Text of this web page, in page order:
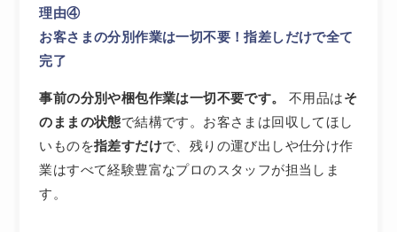
理由④
お客さまの分別作業は一切不要！指差しだけで全て
完了
事前の分別や梱包作業は一切不要です。 不用品はそ
のままの状態で結構です。お客さまは回収してほし
いものを指差すだけで、残りの運び出しや仕分け作
業はすべて経験豊富なプロのスタッフが担当しま
す。